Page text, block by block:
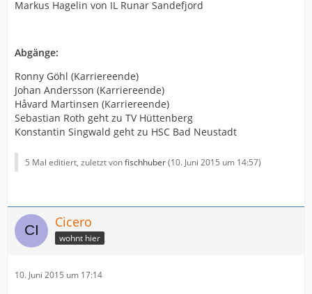
Markus Hagelin von IL Runar Sandefjord
Abgänge:
Ronny Göhl (Karriereende)
Johan Andersson (Karriereende)
Håvard Martinsen (Karriereende)
Sebastian Roth geht zu TV Hüttenberg
Konstantin Singwald geht zu HSC Bad Neustadt
5 Mal editiert, zuletzt vonfischhuber(10. Juni 2015 um 14:57)
Cicero
wohnt hier
10. Juni 2015 um 17:14